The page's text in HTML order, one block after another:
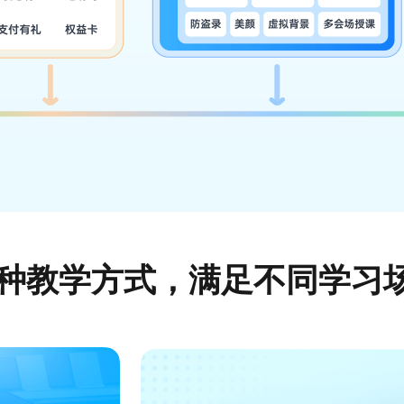
教学方式，满足不同学习